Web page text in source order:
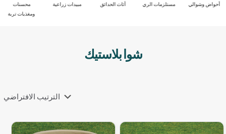
محسنات
ومغذيات تربة
مبيدات زراعية أثاث الحدائق مستلزمات الري أحواض وشوالي
شوا بلاستيك